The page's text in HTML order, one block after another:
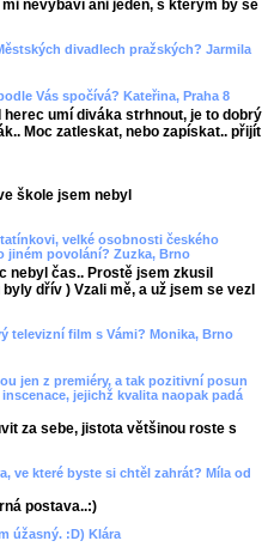
nevybaví ani jeden, s kterým by se
divadlech pražských? Jarmila
Vás spočívá? Kateřina, Praha 8
umí diváka strhnout, je to dobrý
Moc zatleskat, nebo zapískat.. přijít
škole jsem nebyl
velké osobnosti českého
jiném povolání? Zuzka, Brno
nebyl čas.. Prostě jsem zkusil
dřív ) Vzali mě, a už jsem se vezl
televizní film s Vámi? Monika, Brno
jen z premiéry, a tak pozitivní posun
jejichž kvalita naopak padá
za sebe, jistota většinou roste s
ve které byste si chtěl zahrát? Míla od
postava..:)
úžasný. :D) Klára